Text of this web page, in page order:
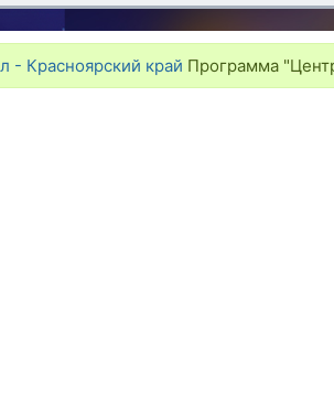
- Красноярский край Программа